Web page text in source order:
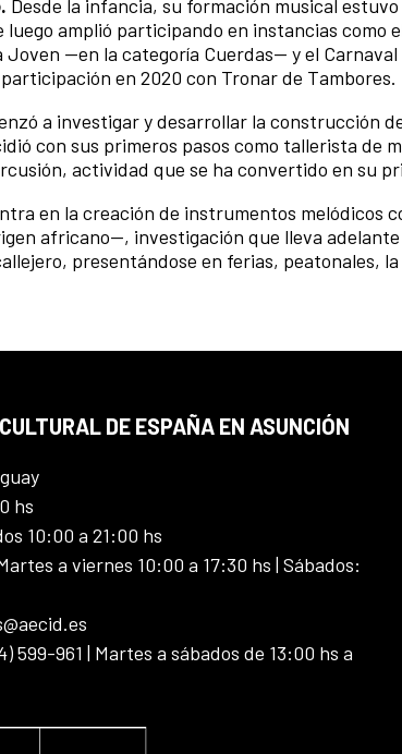
Desde la infancia, su formación musical
amplió participando en instancias como
Joven —en la categoría Cuerdas— y el
en 2020 con Tronar de Tambores.
a investigar y desarrollar la construcción
con sus primeros pasos como tallerista de
actividad que se ha convertido en su
en la creación de instrumentos melódicos
africano—, investigación que lleva
presentándose en ferias, peatonales,
DE ESPAÑA EN ASUNCIÓN
hs
10:00 a 21:00 hs
a viernes 10:00 a 17:30 hs | Sábados:
599-961 | Martes a sábados de 13:00 hs a